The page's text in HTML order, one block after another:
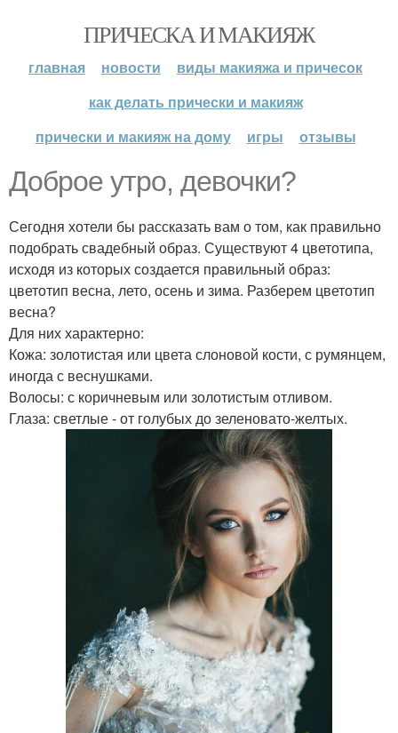
ПРИЧЕСКА И МАКИЯЖ
главная новости
виды макияжа и причесок
как делать прически и макияж
прически и макияж на дому
игры отзывы
Доброе утро, девочки?
Сегодня хотели бы рассказать вам о том, как правильно
подобрать свадебный образ. Существуют 4 цветотипа,
исходя из которых создается правильный образ:
цветотип весна, лето, осень и зима. Разберем цветотип
весна?
Для них характерно:
Кожа: золотистая или цвета слоновой кости, с румянцем,
иногда с веснушками.
Волосы: с коричневым или золотистым отливом.
Глаза: светлые - от голубых до зеленовато-желтых.